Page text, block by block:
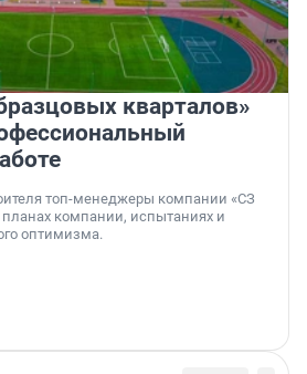
кварталов»
топ-менеджеры компании «СЗ
планах компании, испытаниях и
оптимизма.